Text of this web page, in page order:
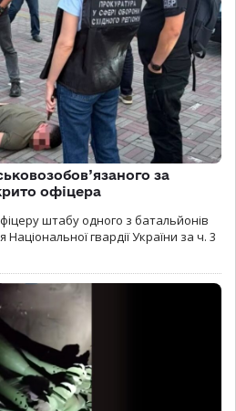
за
офіцера
штабу одного з батальйонів
гвардії України за ч. 3